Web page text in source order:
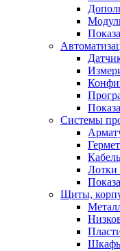
Системы
Лотки
Щиты,
Шкафы